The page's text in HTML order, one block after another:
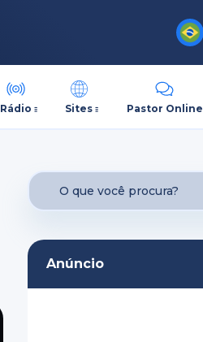
Rádio Sites Pastor Online
Anúncio